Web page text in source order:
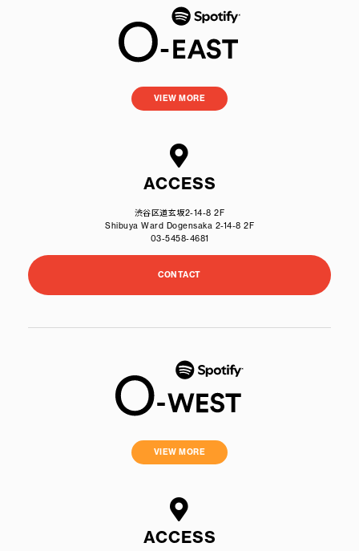
VIEW MORE
ACCESS
渋谷区道玄坂2-14-8 2F
Shibuya Ward Dogensaka 2-14-8 2F
03-5458-4681
CONTACT
VIEW MORE
ACCESS